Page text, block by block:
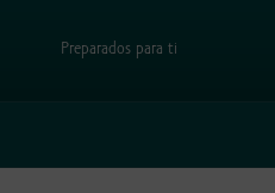
Preparados para ti